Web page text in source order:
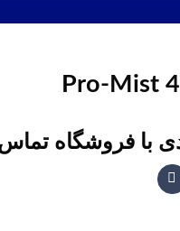
Pro-Mist
با فروشگاه تماس